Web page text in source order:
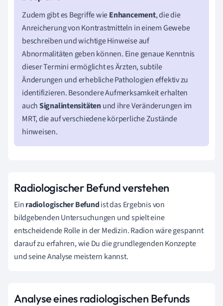
Zudem gibt es Begriffe wieEnhancement, die die
Anreicherung von Kontrastmitteln in einem Gewebe
beschreiben und wichtige Hinweise auf
Abnormalitäten geben können. Eine genaue Kenntnis
dieser Termini ermöglicht es Ärzten, subtile
Änderungen und erhebliche Pathologien effektiv zu
identifizieren. Besondere Aufmerksamkeit erhalten
auchSignalintensitätenund ihre Veränderungen im
MRT, die auf verschiedene körperliche Zustände
hinweisen.
Radiologischer Befund verstehen
Einradiologischer Befundist das Ergebnis von
bildgebenden Untersuchungen und spielt eine
entscheidende Rolle in der Medizin. Radion wäre gespannt
darauf zu erfahren, wie Du die grundlegenden Konzepte
und seine Analyse meistern kannst.
Analyse eines radiologischen Befunds